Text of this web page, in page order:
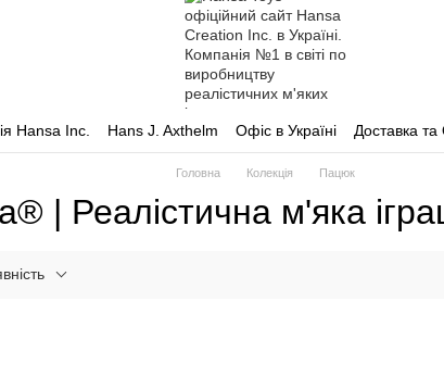
Hansa Inc. Hans J. Axthelm Офіс в Україні Доставка
Головна Колекція Пацюк
| Реалістична м'яка